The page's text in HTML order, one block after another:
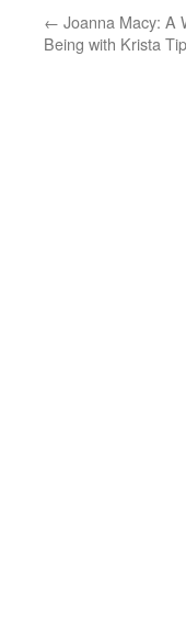
← Joanna Macy: A
Being with Krista